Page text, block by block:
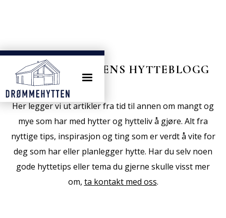
DRØMMEHYTTENS HYTTEBLOGG
Her legger vi ut artikler fra tid til annen om mangt og
mye som har med hytter og hytteliv å gjøre. Alt fra
nyttige tips, inspirasjon og ting som er verdt å vite for
deg som har eller planlegger hytte. Har du selv noen
gode hyttetips eller tema du gjerne skulle visst mer
om, ta kontakt med oss.